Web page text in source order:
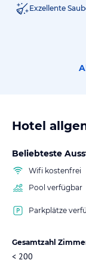
Exzellente
Hotel
Beliebteste
Wifi kostenfrei
Pool verfügbar
Parkplätze
Gesamtzahl
< 200